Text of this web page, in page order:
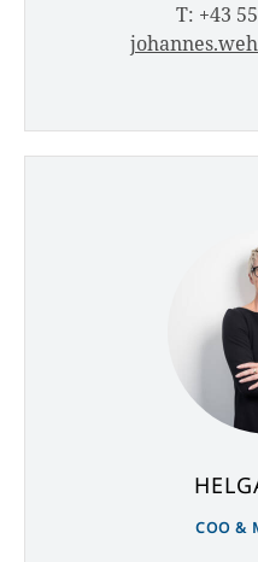
T: +43
COO &